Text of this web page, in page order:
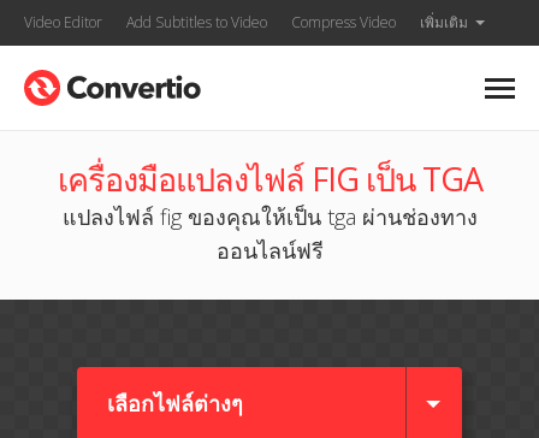
Video Editor Add Subtitles to Video Compress Video เพิ่มเติม
เครื่องมือแปลงไฟล์ FIG เป็น TGA
แปลงไฟล์ fig ของคุณให้เป็น tga ผ่านช่องทาง
ออนไลน์ฟรี
เลือกไฟล์ต่างๆ​